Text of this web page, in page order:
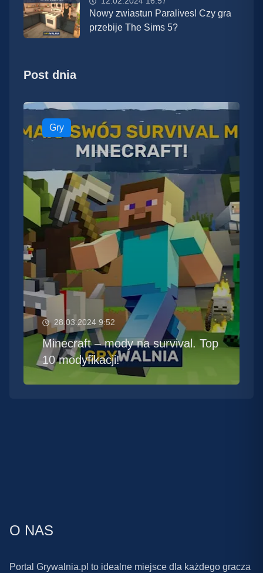
Nowy zwiastun Paralives! Czy gra
przebije The Sims 5?
Post dnia
Gry
28.03.2024 9:52
Minecraft – mody na survival. Top
10 modyfikacji!
O NAS
Portal Grywalnia.pl to idealne miejsce dla każdego gracza